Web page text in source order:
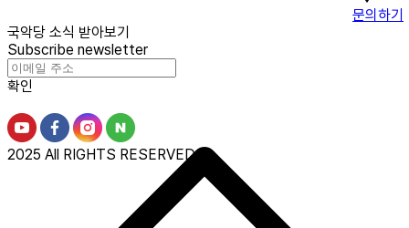
문의하기
국악당 소식 받아보기
Subscribe newsletter
확인
2025 All RIGHTS RESERVED.